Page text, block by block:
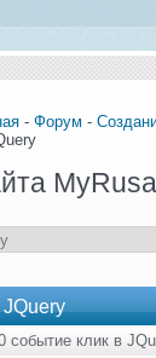
- Форум -
событие клик в